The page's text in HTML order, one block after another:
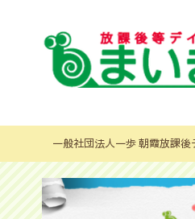
一般社団法人一歩 朝霞放課後